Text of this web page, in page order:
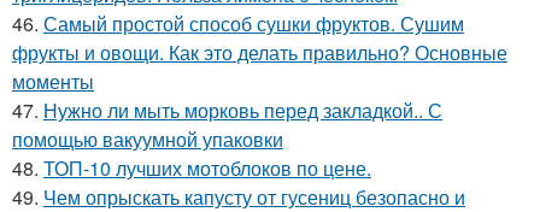
46. Самый простой способ сушки фруктов. Сушим
фрукты и овощи. Как это делать правильно? Основные
моменты
47. Нужно ли мыть морковь перед закладкой.. С
помощью вакуумной упаковки
48. ТОП-10 лучших мотоблоков по цене.
49. Чем опрыскать капусту от гусениц безопасно и